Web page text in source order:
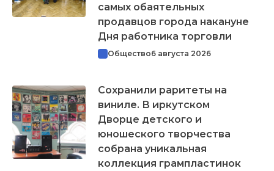
самых обаятельных
продавцов города накануне
Дня работника торговли
Общество6 августа 2026
Сохранили раритеты на
виниле. В иркутском
Дворце детского и
юношеского творчества
собрана уникальная
коллекция грампластинок